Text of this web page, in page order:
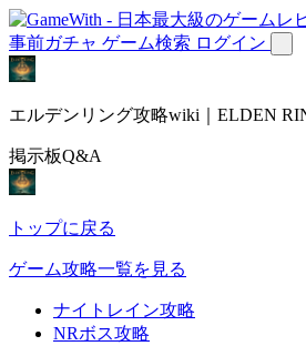
事前ガチャ ゲーム検索 ログイン
エルデンリング攻略wiki｜ELDEN
掲示板Q&A
トップに戻る
ゲーム攻略一覧を見る
ナイトレイン攻略
NRボス攻略